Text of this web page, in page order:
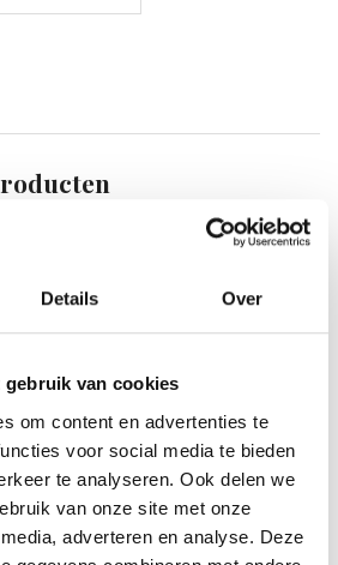
Details Over
gebruik van cookies
om content en advertenties te
voor social media te bieden
te analyseren. Ook delen we
van onze site met onze
adverteren en analyse. Deze